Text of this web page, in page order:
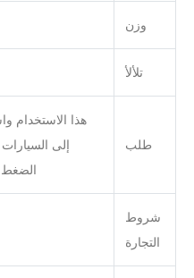
وزن
تلألأ
طلب
هذا الاستخدام
إلى
الضغط
شروط
التجارة